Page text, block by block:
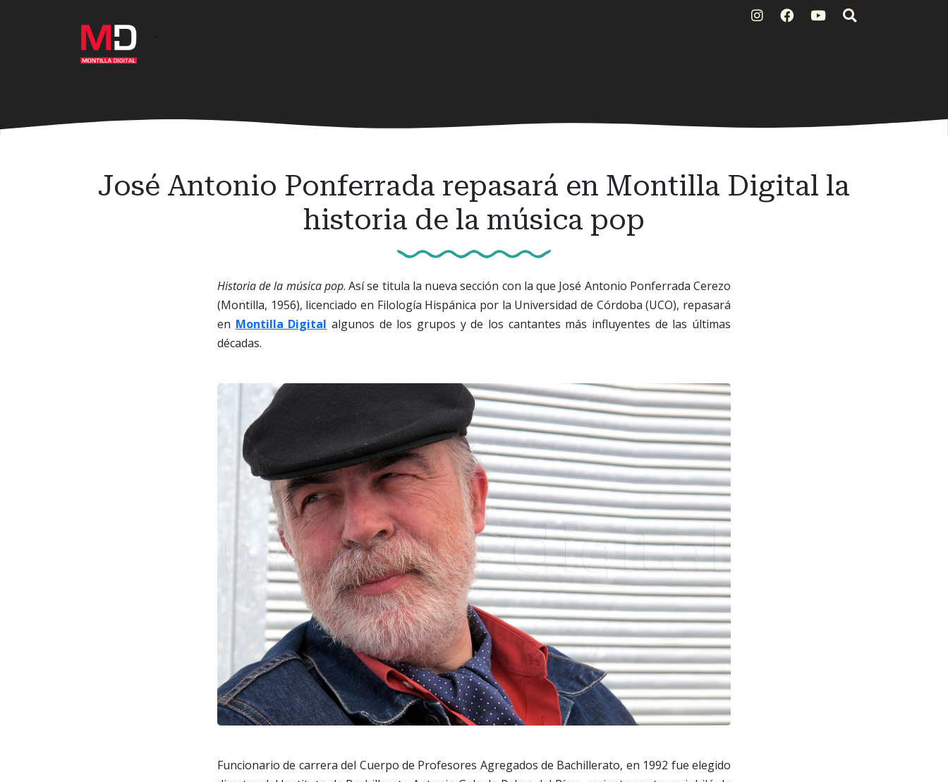
José Antonio Ponferrada repasará en Montilla Digital la
historia de la música pop
Historia de la música pop. Así se titula la nueva sección con la que José Antonio Ponferrada Cerezo
(Montilla, 1956), licenciado en Filología Hispánica por la Universidad de Córdoba (UCO), repasará
en Montilla Digital algunos de los grupos y de los cantantes más influyentes de las últimas
décadas.
Funcionario de carrera del Cuerpo de Profesores Agregados de Bachillerato, en 1992 fue elegido